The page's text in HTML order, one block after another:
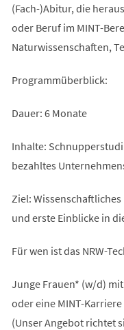
(Fach-)Abitur, die
oder Beruf im MINT-
Naturwissenschaften,
Programmüberblick:
Dauer: 6 Monate
Inhalte:
bezahltes
Ziel:
und erste Einblicke in
Für wen ist das NRW-
Junge Frauen* (w/d)
oder eine MINT-
(Unser Angebot richtet